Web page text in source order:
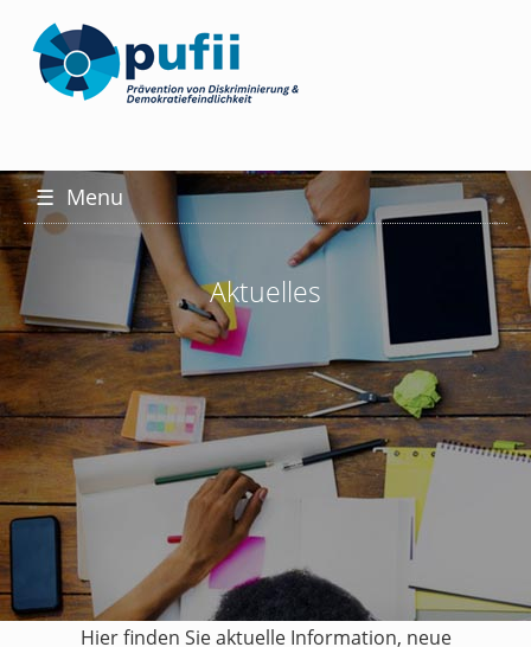
☰ Menu
Aktuelles
Hier finden Sie aktuelle Information, neue